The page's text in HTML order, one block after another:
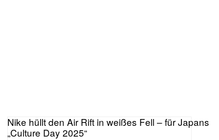
Nike hüllt den Air Rift in weißes Fell – für Japans
„Culture Day 2025“